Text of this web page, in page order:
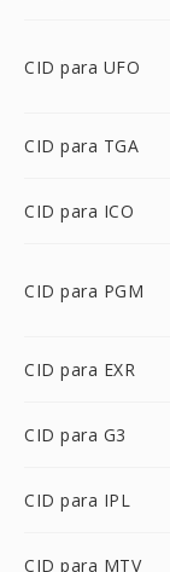
CID para UFO
CID para TGA
CID para ICO
CID para PGM
CID para EXR
CID para G3
CID para IPL
CID para MTV